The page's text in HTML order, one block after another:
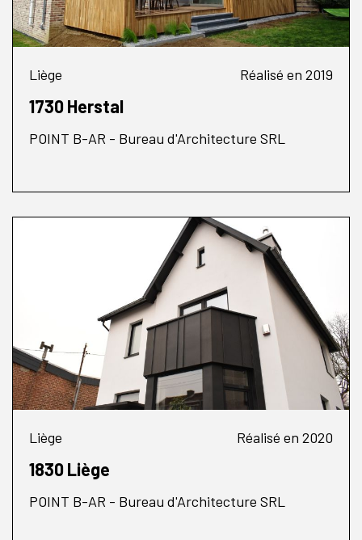
Liège Réalisé en 2019
1730 Herstal
POINT B-AR - Bureau d'Architecture SRL
Liège Réalisé en 2020
1830 Liège
POINT B-AR - Bureau d'Architecture SRL